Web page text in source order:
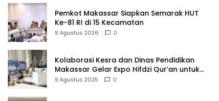
Pemkot Makassar Siapkan Semarak HUT
Ke-81 RI di 15 Kecamatan
9 Agustus 2026 0
Kolaborasi Kesra dan Dinas Pendidikan
Makassar Gelar Expo Hifdzi Qur’an untuk
Pelajar SMP
9 Agustus 2025 0